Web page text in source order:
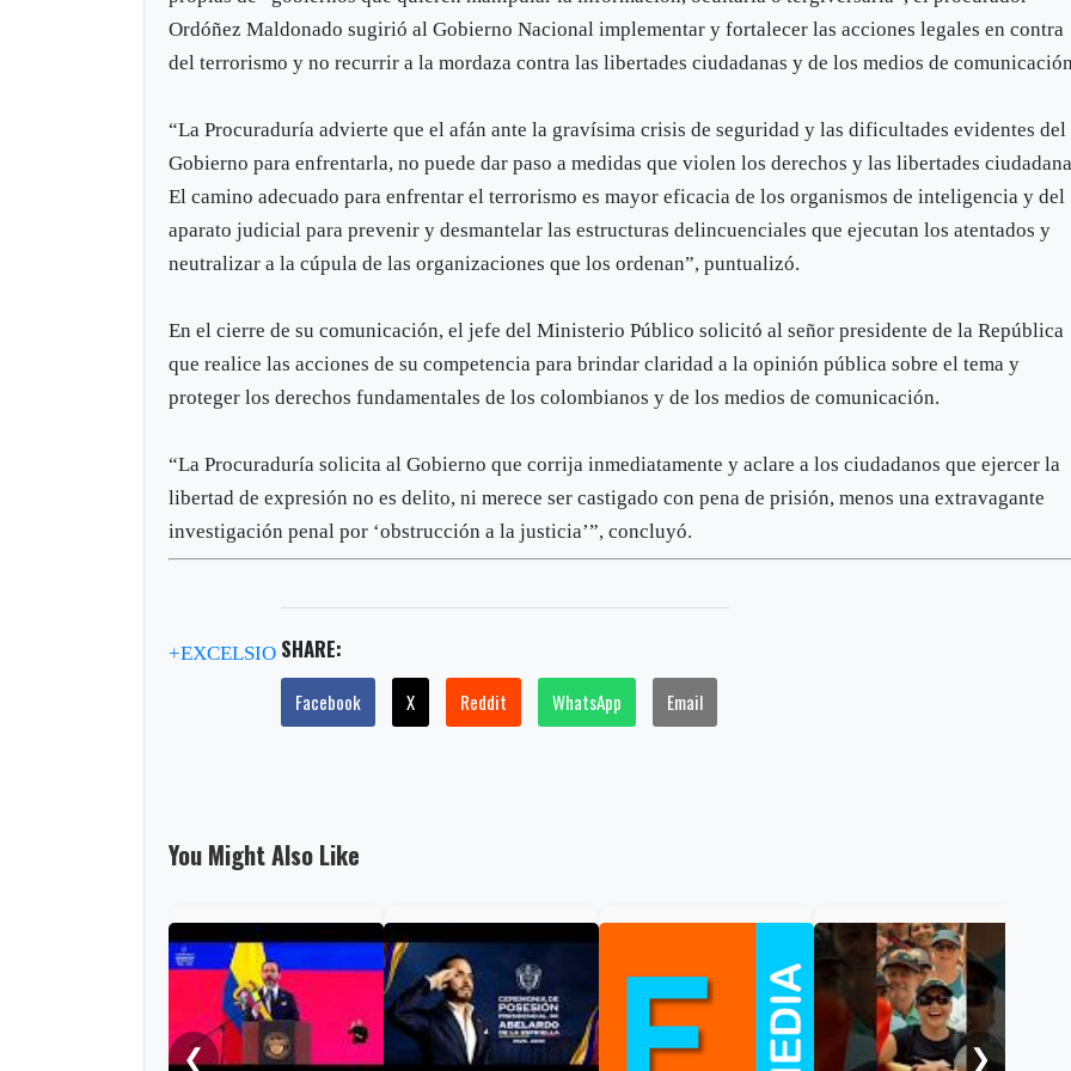
Ordóñez Maldonado sugirió al Gobierno Nacional implementar y fortalecer las acciones legales en contra
del terrorismo y no recurrir a la mordaza contra las libertades ciudadanas y de los medios de
“La Procuraduría advierte que el afán ante la gravísima crisis de seguridad y las dificultades evidentes del
Gobierno para enfrentarla, no puede dar paso a medidas que violen los derechos y las libertades
El camino adecuado para enfrentar el terrorismo es mayor eficacia de los organismos de inteligencia y del
aparato judicial para prevenir y desmantelar las estructuras delincuenciales que ejecutan los atentados y
neutralizar a la cúpula de las organizaciones que los ordenan”, puntualizó.
En el cierre de su comunicación, el jefe del Ministerio Público solicitó al señor presidente de la República
que realice las acciones de su competencia para brindar claridad a la opinión pública sobre el tema y
proteger los derechos fundamentales de los colombianos y de los medios de comunicación.
“La Procuraduría solicita al Gobierno que corrija inmediatamente y aclare a los ciudadanos que ejercer la
libertad de expresión no es delito, ni merece ser castigado con pena de prisión, menos una extravagante
investigación penal por ‘obstrucción a la justicia’”, concluyó.
+EXCELSIO SHARE:
Facebook X Reddit WhatsApp Email
You Might Also Like
❮ ❯